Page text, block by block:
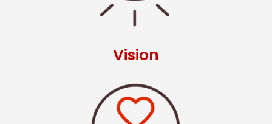
Vision